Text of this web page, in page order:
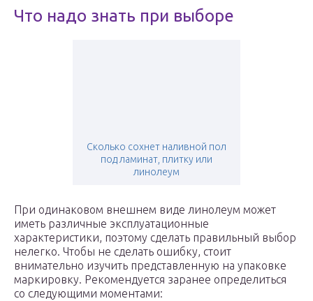
Что надо знать при выборе
Сколько сохнет наливной пол
под ламинат, плитку или
линолеум
При одинаковом внешнем виде линолеум может
иметь различные эксплуатационные
характеристики, поэтому сделать правильный выбор
нелегко. Чтобы не сделать ошибку, стоит
внимательно изучить представленную на упаковке
маркировку. Рекомендуется заранее определиться
со следующими моментами: